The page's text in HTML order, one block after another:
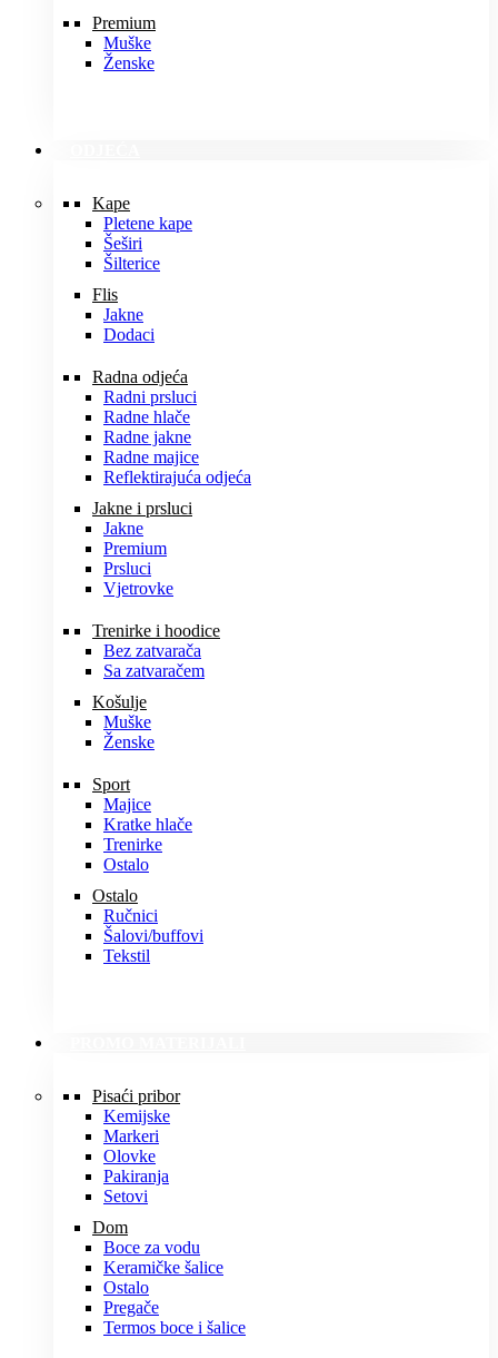
Premium
Muške
Ženske
Kape
Pletene kape
Šeširi
Šilterice
Flis
Jakne
Dodaci
Radna odjeća
Radni prsluci
Radne hlače
Radne jakne
Radne majice
Reflektirajuća odjeća
Jakne i prsluci
Jakne
Premium
Prsluci
Vjetrovke
Trenirke i hoodice
Bez zatvarača
Sa zatvaračem
Košulje
Muške
Ženske
Sport
Majice
Kratke hlače
Trenirke
Ostalo
Ostalo
Ručnici
Šalovi/buffovi
Tekstil
Pisaći pribor
Kemijske
Markeri
Olovke
Pakiranja
Setovi
Dom
Boce za vodu
Keramičke šalice
Ostalo
Pregače
Termos boce i šalice